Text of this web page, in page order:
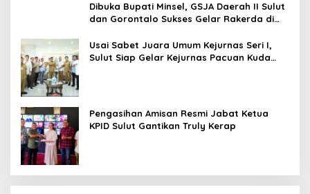
Dibuka Bupati Minsel, GSJA Daerah II Sulut
dan Gorontalo Sukses Gelar Rakerda di
Usai Sabet Juara Umum Kejurnas Seri I,
Sulut Siap Gelar Kejurnas Pacuan Kuda
Pengasihan Amisan Resmi Jabat Ketua
KPID Sulut Gantikan Truly Kerap